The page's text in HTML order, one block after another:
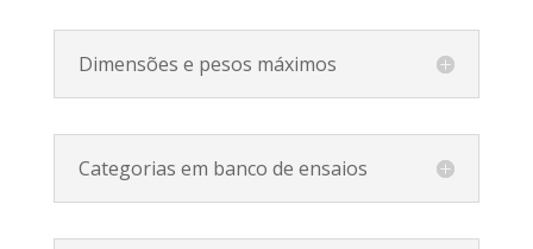
Dimensões e pesos máximos
Categorias em banco de ensaios